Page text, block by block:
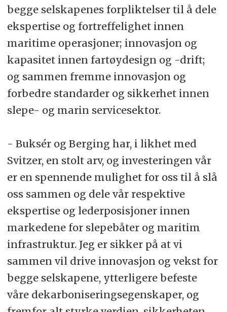
begge selskapenes forpliktelser til å dele
ekspertise og fortreffelighet innen
maritime operasjoner; innovasjon og
kapasitet innen fartøydesign og -drift;
og sammen fremme innovasjon og
forbedre standarder og sikkerhet innen
slepe- og marin servicesektor.
- Buksér og Berging har, i likhet med
Svitzer, en stolt arv, og investeringen vår
er en spennende mulighet for oss til å slå
oss sammen og dele vår respektive
ekspertise og lederposisjoner innen
markedene for slepebåter og maritim
infrastruktur. Jeg er sikker på at vi
sammen vil drive innovasjon og vekst for
begge selskapene, ytterligere befeste
våre dekarboniseringsegenskaper, og